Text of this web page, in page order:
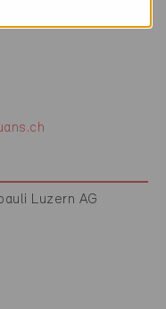
Luzern AG